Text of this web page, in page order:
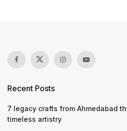
Recent Posts
7 legacy crafts from Ahmedabad
timeless artistry